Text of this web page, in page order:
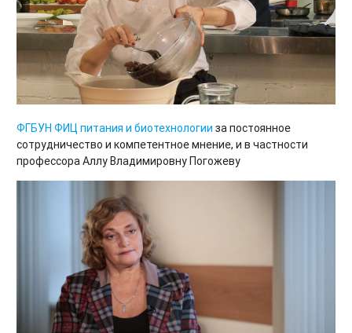
ФГБУН ФИЦ питания и биотехнологии за постоянное
сотрудничество и компетентное мнение, и в частности
профессора Аллу Владимировну Погожеву